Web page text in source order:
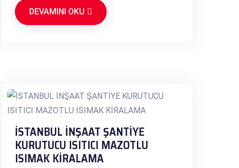
DEVAMINI OKU
İSTANBUL İNŞAAT ŞANTİYE
KURUTUCU ISITICI MAZOTLU
ISIMAK KİRALAMA